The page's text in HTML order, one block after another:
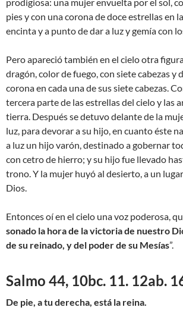
pies y con una corona de doce estrellas en
encinta y a punto de dar a luz y gemía con
Pero apareció también en el cielo otra
dragón, color de fuego, con siete cabezas y
corona en cada una de sus siete cabezas.
tercera parte de las estrellas del cielo y las
tierra. Después se detuvo delante de la
luz, para devorar a su hijo, en cuanto éste
a luz un hijo varón, destinado a gobernar
con cetro de hierro; y su hijo fue llevado
trono. Y la mujer huyó al desierto, a un
Dios.
Entonces oí en el cielo una voz poderosa,
sonado la hora de la victoria de nuestro
de su reinado, y del poder de su Mesías”.
Salmo 44, 10bc. 11. 12ab.
De pie, a tu derecha, está la reina.